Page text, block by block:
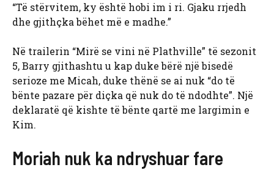
“Të stërvitem, ky është hobi im i ri. Gjaku rrjedh
dhe gjithçka bëhet më e madhe.”
Në trailerin “Mirë se vini në Plathville” të sezonit
5, Barry gjithashtu u kap duke bërë një bisedë
serioze me Micah, duke thënë se ai nuk “do të
bënte pazare për diçka që nuk do të ndodhte”. Një
deklaratë që kishte të bënte qartë me largimin e
Kim.
Moriah nuk ka ndryshuar fare